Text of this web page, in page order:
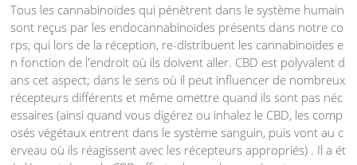
Tous les cannabinoïdes qui pénètrent dans le système humain
sont reçus par les endocannabinoïdes présents dans notre co
rps, qui lors de la réception, re-distribuent les cannabinoïdes e
n fonction de l'endroit où ils doivent aller. CBD est polyvalent d
ans cet aspect; dans le sens où il peut influencer de nombreux
récepteurs différents et même omettre quand ils sont pas néc
essaires (ainsi quand vous digérez ou inhalez le CBD, les comp
osés végétaux entrent dans le système sanguin, puis vont au c
erveau où ils réagissent avec les récepteurs appropriés) . Il a ét